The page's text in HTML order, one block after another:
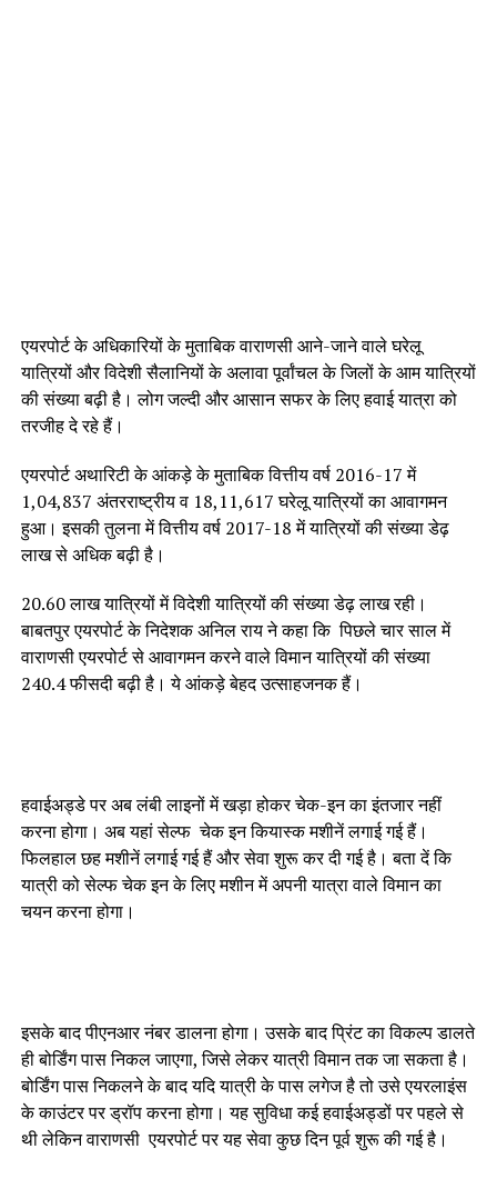
एयरपोर्ट के अधिकारियों के मुताबिक वाराणसी आने-जाने वाले घरेलू
यात्रियों और विदेशी सैलानियों के अलावा पूर्वांचल के जिलों के आम यात्रियों
की संख्या बढ़ी है। लोग जल्दी और आसान सफर के लिए हवाई यात्रा को
तरजीह दे रहे हैं।
एयरपोर्ट अथारिटी के आंकड़े के मुताबिक वित्तीय वर्ष 2016-17 में
1,04,837 अंतरराष्ट्रीय व 18,11,617 घरेलू यात्रियों का आवागमन
हुआ। इसकी तुलना में वित्तीय वर्ष 2017-18 में यात्रियों की संख्या डेढ़
लाख से अधिक बढ़ी है।
20.60 लाख यात्रियों में विदेशी यात्रियों की संख्या डेढ़ लाख रही।
बाबतपुर एयरपोर्ट के निदेशक अनिल राय ने कहा कि पिछले चार साल में
वाराणसी एयरपोर्ट से आवागमन करने वाले विमान यात्रियों की संख्या
240.4 फीसदी बढ़ी है। ये आंकड़े बेहद उत्साहजनक हैं।
हवाईअड्डे पर अब लंबी लाइनों में खड़ा होकर चेक-इन का इंतजार नहीं
करना होगा। अब यहां सेल्फ चेक इन कियास्क मशीनें लगाई गई हैं।
फिलहाल छह मशीनें लगाई गई हैं और सेवा शुरू कर दी गई है। बता दें कि
यात्री को सेल्फ चेक इन के लिए मशीन में अपनी यात्रा वाले विमान का
चयन करना होगा।
इसके बाद पीएनआर नंबर डालना होगा। उसके बाद प्रिंट का विकल्प डालते
ही बोर्डिंग पास निकल जाएगा, जिसे लेकर यात्री विमान तक जा सकता है।
बोर्डिंग पास निकलने के बाद यदि यात्री के पास लगेज है तो उसे एयरलाइंस
के काउंटर पर ड्रॉप करना होगा। यह सुविधा कई हवाईअड्डों पर पहले से
थी लेकिन वाराणसी एयरपोर्ट पर यह सेवा कुछ दिन पूर्व शुरू की गई है।